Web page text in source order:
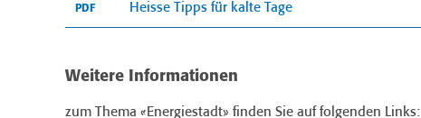
PDF Heisse Tipps für kalte Tage
Weitere Informationen
zum Thema «Energiestadt» finden Sie auf folgenden Links: